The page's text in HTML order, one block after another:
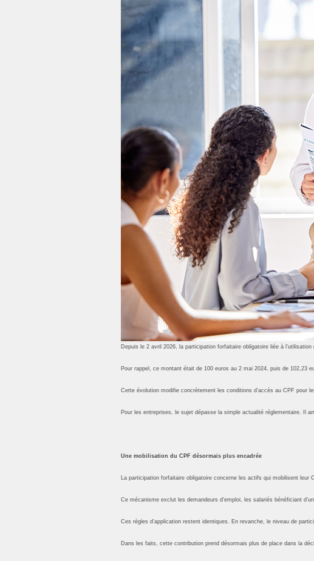
Depuis le 2 avril 2026, la participation forfaitaire obligatoire liée à
Pour rappel, ce montant était de 100 euros au 2 mai 2024, puis de 102,23
Cette évolution modifie concrètement les conditions d’accès au CPF pour
Pour les entreprises, le sujet dépasse la simple actualité réglementaire. Il
Une mobilisation du CPF désormais plus encadrée
La participation forfaitaire obligatoire concerne les actifs qui mobilisent leur
Ce mécanisme exclut les demandeurs d’emploi, les salariés bénéficiant
Ces règles d’application restent identiques. En revanche, le niveau de
Dans les faits, cette contribution prend désormais plus de place dans la